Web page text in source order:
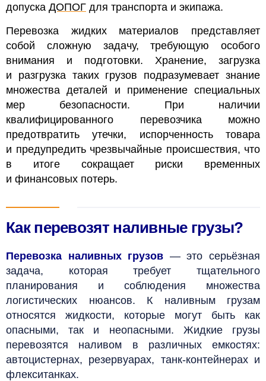
допуска ДОПОГ для транспорта и экипажа.
Перевозка жидких материалов представляет
собой сложную задачу, требующую особого
внимания и подготовки. Хранение, загрузка
и разгрузка таких грузов подразумевает знание
множества деталей и применение специальных
мер безопасности. При наличии
квалифицированного перевозчика можно
предотвратить утечки, испорченность товара
и предупредить чрезвычайные происшествия, что
в итоге сокращает риски временных
и финансовых потерь.
Как перевозят наливные грузы?
Перевозка наливных грузов — это серьёзная
задача, которая требует тщательного
планирования и соблюдения множества
логистических нюансов. К наливным грузам
относятся жидкости, которые могут быть как
опасными, так и неопасными. Жидкие грузы
перевозятся наливом в различных емкостях:
автоцистернах, резервуарах, танк-контейнерах и
флекситанках.